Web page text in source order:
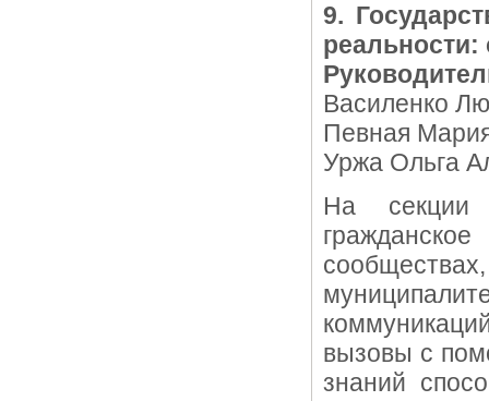
9.
Василенко
Певная
Уржа Ольга
На секции
вызовы с
знаний